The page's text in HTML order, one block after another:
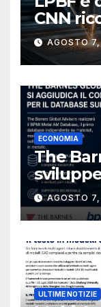
CNN
delAGOSTO
ECONOMIA
The
navale
AGOSTO
ULTIME NOTIZIE